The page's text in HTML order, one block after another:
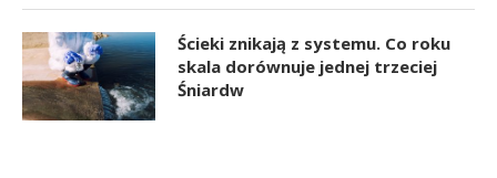
Ścieki znikają z systemu. Co roku
skala dorównuje jednej trzeciej
Śniardw